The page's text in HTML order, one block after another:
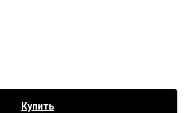
Купить